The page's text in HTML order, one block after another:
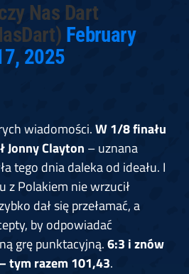
Nas Dart
February
2025
wiadomości.W 1/8 finału
Jonny Clayton – uznana
tego dnia daleka od ideału. I
z Polakiem nie wrzucił
dał się przełamać, a
by odpowiadać
grę punktacyjną.6:3 i znów
tym razem 101,43.